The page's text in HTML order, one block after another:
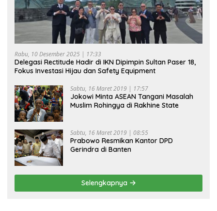
Rabu, 10 Desember 2025 | 17:33
Delegasi Rectitude Hadir di IKN Dipimpin Sultan Paser 18,
Fokus Investasi Hijau dan Safety Equipment
Sabtu, 16 Maret 2019 | 17:57
Jokowi Minta ASEAN Tangani Masalah
Muslim Rohingya di Rakhine State
Sabtu, 16 Maret 2019 | 08:55
Prabowo Resmikan Kantor DPD
Gerindra di Banten
Selengkapnya